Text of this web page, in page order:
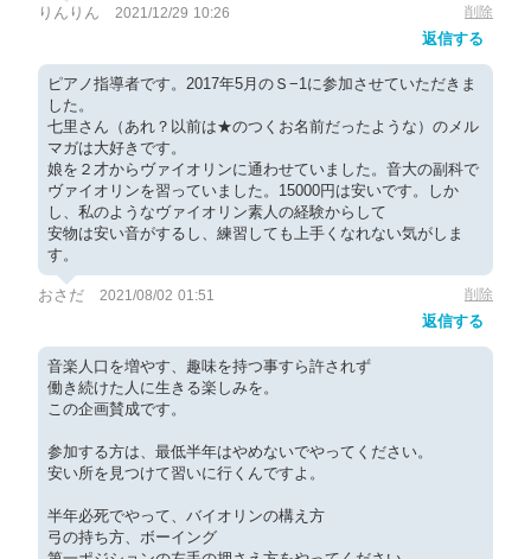
りんりん 2021/12/29 10:26 削除
返信する
ピアノ指導者です。2017年5月のＳ−1に参加させていただきま
した。
七里さん（あれ？以前は★のつくお名前だったような）のメル
マガは大好きです。
娘を２才からヴァイオリンに通わせていました。音大の副科で
ヴァイオリンを習っていました。15000円は安いです。しか
し、私のようなヴァイオリン素人の経験からして
安物は安い音がするし、練習しても上手くなれない気がしま
す。
おさだ 2021/08/02 01:51 削除
返信する
音楽人口を増やす、趣味を持つ事すら許されず
働き続けた人に生きる楽しみを。
この企画賛成です。
参加する方は、最低半年はやめないでやってください。
安い所を見つけて習いに行くんですよ。
半年必死でやって、バイオリンの構え方
弓の持ち方、ボーイング